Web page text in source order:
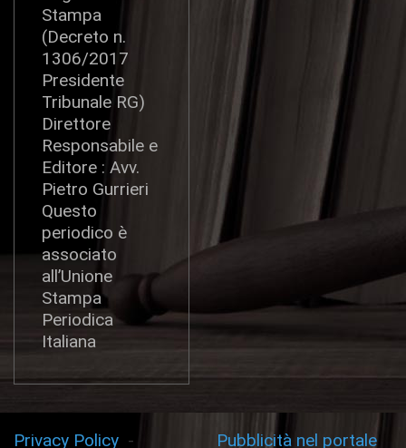
Stampa
(Decreto n.
1306/2017
Presidente
Tribunale RG)
Direttore
Responsabile e
Editore : Avv.
Pietro Gurrieri
Questo
periodico è
associato
all’Unione
Stampa
Periodica
Italiana
Privacy Policy - Pubblicità nel portale